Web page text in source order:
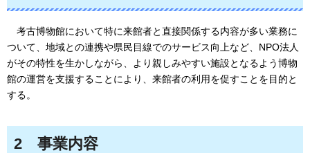
考古博物館において特に来館者と直接関係する内容が多い業務に
ついて、地域との連携や県民目線でのサービス向上など、NPO法人
がその特性を生かしながら、より親しみやすい施設となるよう博物
館の運営を支援することにより、来館者の利用を促すことを目的と
する。
2 事業内容